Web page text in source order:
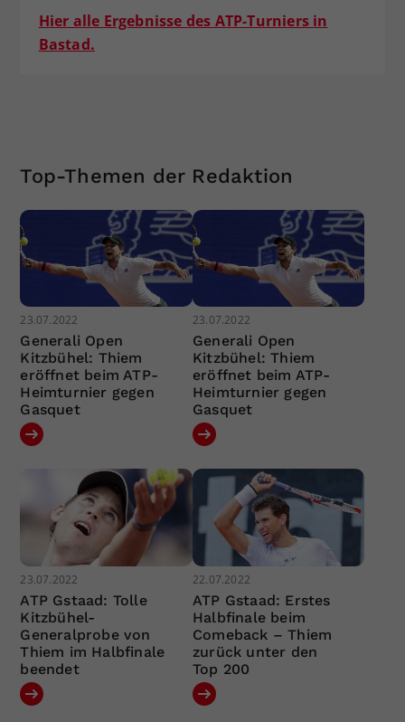
Hier alle Ergebnisse des ATP-Turniers in
Bastad.
Top-Themen der Redaktion
23.07.2022
Generali Open
Kitzbühel: Thiem
eröffnet beim ATP-
Heimturnier gegen
Gasquet
23.07.2022
Generali Open
Kitzbühel: Thiem
eröffnet beim ATP-
Heimturnier gegen
Gasquet
23.07.2022
ATP Gstaad: Tolle
Kitzbühel-
Generalprobe von
Thiem im Halbfinale
beendet
22.07.2022
ATP Gstaad: Erstes
Halbfinale beim
Comeback – Thiem
zurück unter den
Top 200